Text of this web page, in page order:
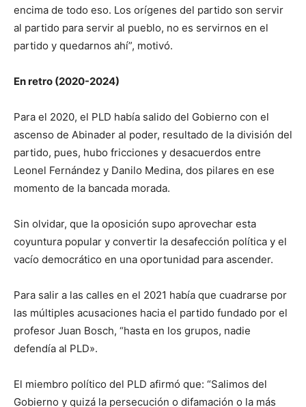
encima de todo eso. Los orígenes del partido son servir
al partido para servir al pueblo, no es servirnos en el
partido y quedarnos ahí”, motivó.
En retro (2020-2024)
Para el 2020, el PLD había salido del Gobierno con el
ascenso de Abinader al poder, resultado de la división del
partido, pues, hubo fricciones y desacuerdos entre
Leonel Fernández y Danilo Medina, dos pilares en ese
momento de la bancada morada.
Sin olvidar, que la oposición supo aprovechar esta
coyuntura popular y convertir la desafección política y el
vacío democrático en una oportunidad para ascender.
Para salir a las calles en el 2021 había que cuadrarse por
las múltiples acusaciones hacia el partido fundado por el
profesor Juan Bosch, “hasta en los grupos, nadie
defendía al PLD».
El miembro político del PLD afirmó que: “Salimos del
Gobierno y quizá la persecución o difamación o la más